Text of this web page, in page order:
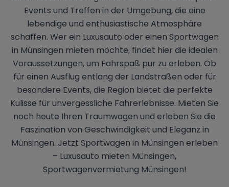
Events und Treffen in der Umgebung, die eine
lebendige und enthusiastische Atmosphäre
schaffen. Wer ein Luxusauto oder einen Sportwagen
in Münsingen mieten möchte, findet hier die idealen
Voraussetzungen, um Fahrspaß pur zu erleben. Ob
für einen Ausflug entlang der Landstraßen oder für
besondere Events, die Region bietet die perfekte
Kulisse für unvergessliche Fahrerlebnisse. Mieten Sie
noch heute Ihren Traumwagen und erleben Sie die
Faszination von Geschwindigkeit und Eleganz in
Münsingen. Jetzt Sportwagen in Münsingen erleben
– Luxusauto mieten Münsingen,
Sportwagenvermietung Münsingen!